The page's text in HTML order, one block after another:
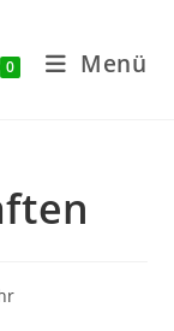
0 Menü